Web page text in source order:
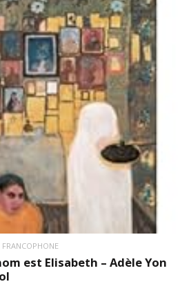
LA SUITE
FRANCOPHONE
est Elisabeth – Adèle Yon